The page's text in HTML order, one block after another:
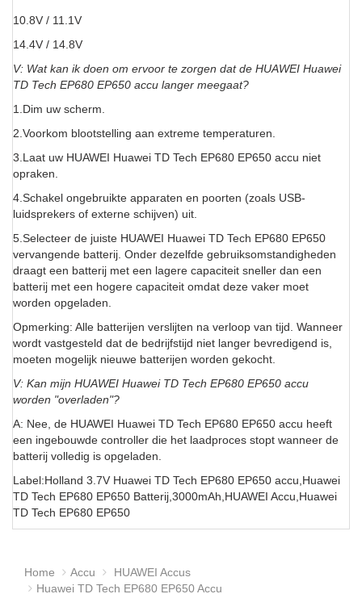
10.8V / 11.1V
14.4V / 14.8V
V: Wat kan ik doen om ervoor te zorgen dat de HUAWEI Huawei
TD Tech EP680 EP650 accu langer meegaat?
1.Dim uw scherm.
2.Voorkom blootstelling aan extreme temperaturen.
3.Laat uw HUAWEI Huawei TD Tech EP680 EP650 accu niet
opraken.
4.Schakel ongebruikte apparaten en poorten (zoals USB-
luidsprekers of externe schijven) uit.
5.Selecteer de juiste HUAWEI Huawei TD Tech EP680 EP650
vervangende batterij. Onder dezelfde gebruiksomstandigheden
draagt een batterij met een lagere capaciteit sneller dan een
batterij met een hogere capaciteit omdat deze vaker moet
worden opgeladen.
Opmerking: Alle batterijen verslijten na verloop van tijd. Wanneer
wordt vastgesteld dat de bedrijfstijd niet langer bevredigend is,
moeten mogelijk nieuwe batterijen worden gekocht.
V: Kan mijn HUAWEI Huawei TD Tech EP680 EP650 accu
worden "overladen"?
A: Nee, de HUAWEI Huawei TD Tech EP680 EP650 accu heeft
een ingebouwde controller die het laadproces stopt wanneer de
batterij volledig is opgeladen.
Label:Holland 3.7V Huawei TD Tech EP680 EP650 accu,Huawei
TD Tech EP680 EP650 Batterij,3000mAh,HUAWEI Accu,Huawei
TD Tech EP680 EP650
Home Accu
HUAWEI Accus
Huawei TD Tech EP680 EP650 Accu